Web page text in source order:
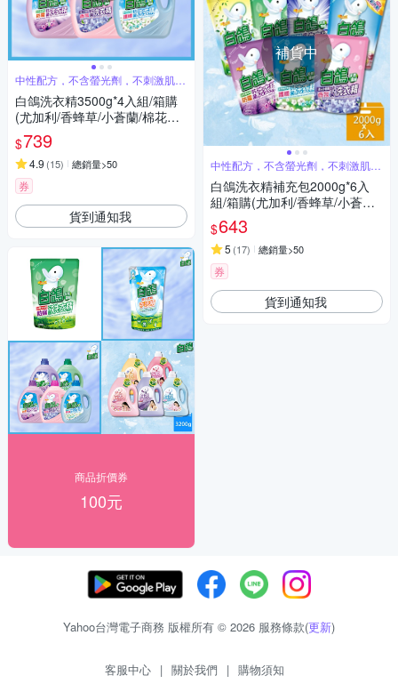
中性配方，不含螢光劑，不刺激肌膚
好安心
白鴿洗衣精3500g*4入組/箱購
(尤加利/香蜂草/小蒼蘭/棉花籽/
茉莉麝香 5款任選)
$739
4.9 (15) 總銷量>50
券
貨到通知我
商品折價券
100元
補貨中
中性配方，不含螢光劑，不刺激肌膚
好安心
白鴿洗衣精補充包2000g*6入
組/箱購(尤加利/香蜂草/小蒼蘭/
棉花籽/抗臭/柔順/麝香 7款任
選)
$643
5 (17) 總銷量>50
券
貨到通知我
Yahoo台灣電子商務 版權所有 © 2026 服務條款(更新)
客服中心 | 關於我們 | 購物須知